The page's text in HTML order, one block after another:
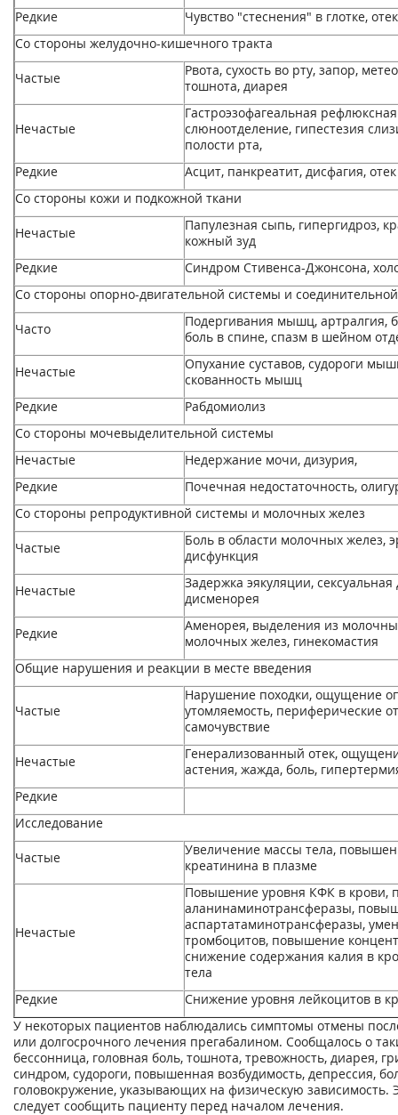
Редкие
Чувство "стеснения" в глотке,
Со стороны желудочно-кишечного тракта
Частые
Рвота, сухость во рту, запор,
тошнота, диарея
Нечастые
Гастроэзофагеальная
слюноотделение, гипестезия
полости рта,
Редкие
Асцит, панкреатит, дисфагия,
Со стороны кожи и подкожной ткани
Нечастые
Папулезная сыпь, гипергидроз,
кожный зуд
Редкие
Синдром Стивенса-Джонсона,
Со стороны опорно-двигательной системы и
Часто
Подергивания мышц, артралгия,
боль в спине, спазм в шейном
Нечастые
Опухание суставов, судороги
скованность мышц
Редкие
Рабдомиолиз
Со стороны мочевыделительной системы
Нечастые
Недержание мочи, дизурия,
Редкие
Почечная недостаточность,
Со стороны репродуктивной системы и молочных желез
Частые
Боль в области молочных желез,
дисфункция
Нечастые
Задержка эякуляции,
дисменорея
Редкие
Аменорея, выделения из
молочных желез, гинекомастия
Общие нарушения и реакции в месте введения
Частые
Нарушение походки, ощущение
утомляемость, периферические
самочувствие
Нечастые
Генерализованный отек,
астения, жажда, боль,
Редкие
Исследование
Частые
Увеличение массы тела,
креатинина в плазме
Нечастые
Повышение уровня КФК в крови,
аланинаминотрансферазы,
аспартатаминотрансферазы,
тромбоцитов, повышение
снижение содержания калия в
тела
Редкие
Снижение уровня лейкоцитов в
У некоторых пациентов наблюдались симптомы отмены
или долгосрочного лечения прегабалином. Сообщалось о
бессонница, головная боль, тошнота, тревожность, диарея,
синдром, судороги, повышенная возбудимость, депрессия,
головокружение, указывающих на физическую
следует сообщить пациенту перед началом лечения.